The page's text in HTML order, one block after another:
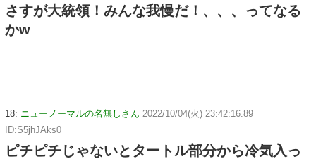
さすが大統領！みんな我慢だ！、、、ってなる
かw
18: ニューノーマルの名無しさん 2022/10/04(火) 23:42:16.89
ID:S5jhJAks0
ピチピチじゃないとタートル部分から冷気入っ